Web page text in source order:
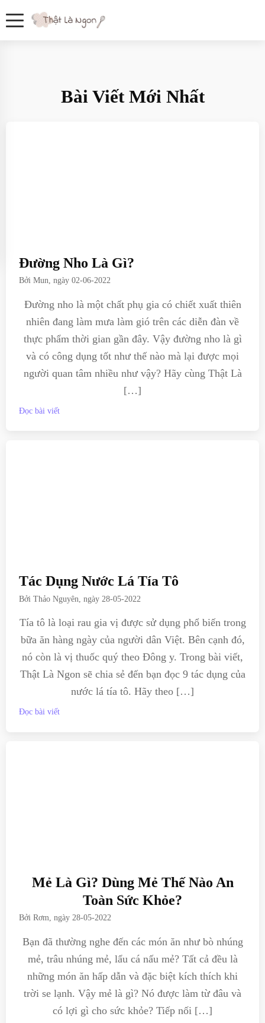
Bài Viết Mới Nhất
Đường Nho Là Gì?
BởiMun, ngày02-06-2022
Đường nho là một chất phụ gia có chiết xuất thiên
nhiên đang làm mưa làm gió trên các diễn đàn về
thực phẩm thời gian gần đây. Vậy đường nho là gì
và có công dụng tốt như thế nào mà lại được mọi
người quan tâm nhiều như vậy? Hãy cùng Thật Là
[…]
Đọc bài viết
Tác Dụng Nước Lá Tía Tô
BởiThảo Nguyên , ngày 28-05-2022
Tía tô là loại rau gia vị được sử dụng phổ biến trong
bữa ăn hàng ngày của người dân Việt. Bên cạnh đó,
nó còn là vị thuốc quý theo Đông y. Trong bài viết,
Thật Là Ngon sẽ chia sẻ đến bạn đọc 9 tác dụng của
nước lá tía tô. Hãy theo […]
Đọc bài viết
Mẻ Là Gì? Dùng Mẻ Thế Nào An
Toàn Sức Khỏe?
BởiRơm, ngày28-05-2022
Bạn đã thường nghe đến các món ăn như bò nhúng
mẻ, trâu nhúng mẻ, lẩu cá nấu mẻ? Tất cả đều là
những món ăn hấp dẫn và đặc biệt kích thích khi
trời se lạnh. Vậy mẻ là gì? Nó được làm từ đâu và
có lợi gì cho sức khỏe? Tiếp nối […]